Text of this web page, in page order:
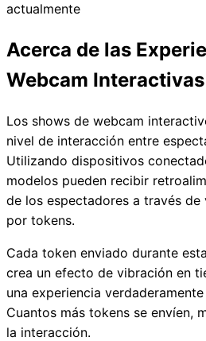
actualmente
Acerca de las
Webcam Interactivas
Los shows de webcam
nivel de interacción entre
Utilizando dispositivos
modelos pueden recibir
de los espectadores a través
por tokens.
Cada token enviado durante
crea un efecto de vibración en
una experiencia
Cuantos más tokens se envíen,
la interacción.